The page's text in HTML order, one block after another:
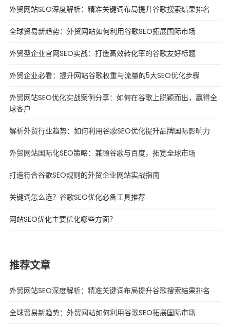
外贸网站SEO深度解析：精准关键词布局提升谷歌搜索结果排名
全球贸易新趋势：外贸网站如何利用谷歌SEO拓展国际市场
外贸型企业官网SEO实战：打造高效转化率的谷歌友好标题
外贸企业必看：提升网站谷歌权重与流量的5大SEO优化步骤
外贸网站SEO优化实战案例分享：如何在谷歌上脱颖而出，赢得全
球客户
解析外贸行业趋势：如何利用谷歌SEO优化提升品牌国际影响力
外贸网站国际化SEO策略：兼顾谷歌与百度，拓宽全球市场
打造符合谷歌SEO规则的外贸企业网站实战指南
关键词怎么选？谷歌SEO优化必备工具推荐
网站SEO优化主要优化哪些方面？
推荐文章
外贸网站SEO深度解析：精准关键词布局提升谷歌搜索结果排名
全球贸易新趋势：外贸网站如何利用谷歌SEO拓展国际市场